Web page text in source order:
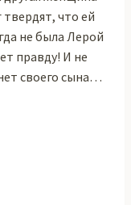
твердят, что ей
не была Лерой
правду! И не
своего сына…